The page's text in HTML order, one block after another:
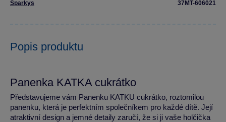
Sparkys
37MT-606021
Popis produktu
Panenka KATKA cukrátko
Představujeme vám Panenku KATKU cukrátko, roztomilou
panenku, která je perfektním společníkem pro každé dítě. Její
atraktivní design a jemné detaily zaručí, že si ji vaše holčička